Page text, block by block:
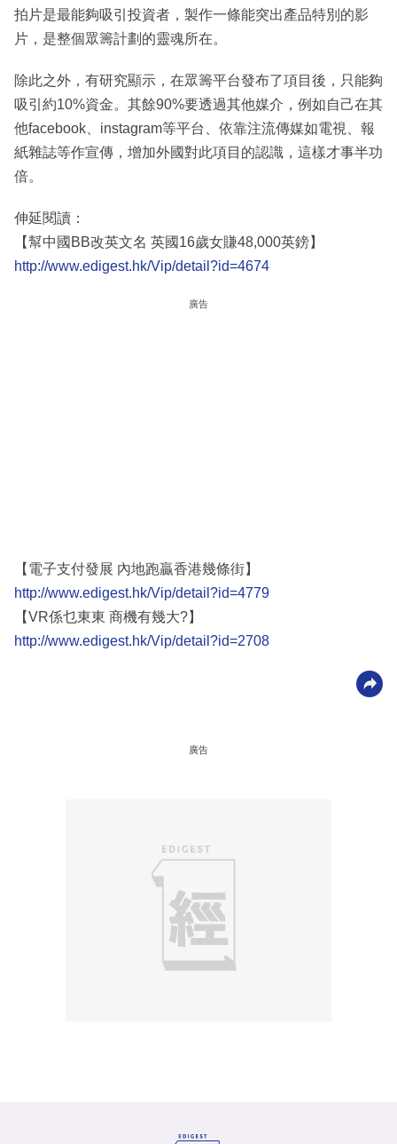
拍片是最能夠吸引投資者，製作一條能突出產品特別的影
片，是整個眾籌計劃的靈魂所在。
除此之外，有研究顯示，在眾籌平台發布了項目後，只能夠
吸引約10%資金。其餘90%要透過其他媒介，例如自己在其
他facebook、instagram等平台、依靠注流傳媒如電視、報
紙雜誌等作宣傳，增加外國對此項目的認識，這樣才事半功
倍。
伸延閱讀：
【幫中國BB改英文名 英國16歲女賺48,000英鎊】
http://www.edigest.hk/Vip/detail?id=4674
廣告
【電子支付發展 內地跑贏香港幾條街】
http://www.edigest.hk/Vip/detail?id=4779
【VR係乜東東 商機有幾大?】
http://www.edigest.hk/Vip/detail?id=2708
廣告